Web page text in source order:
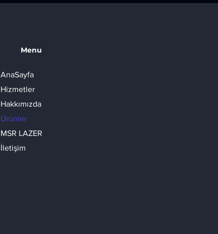
Menu
AnaSayfa
Hizmetler
Hakkımızda
Ürünler
MSR LAZER
İletişim